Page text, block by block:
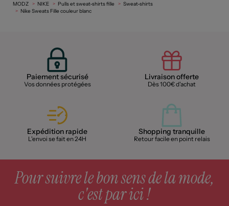
MODZ NIKE Pulls et sweat-shirts fille
Sweat-shirts
Nike Sweats Fille couleur blanc
Paiement sécurisé
Vos données protégées
Livraison offerte
Dès 100€ d'achat
Expédition rapide
L'envoi se fait en 24H
Shopping tranquille
Retour facile en point relais
Pour suivre le bon sens de la mode,
c'est par ici !